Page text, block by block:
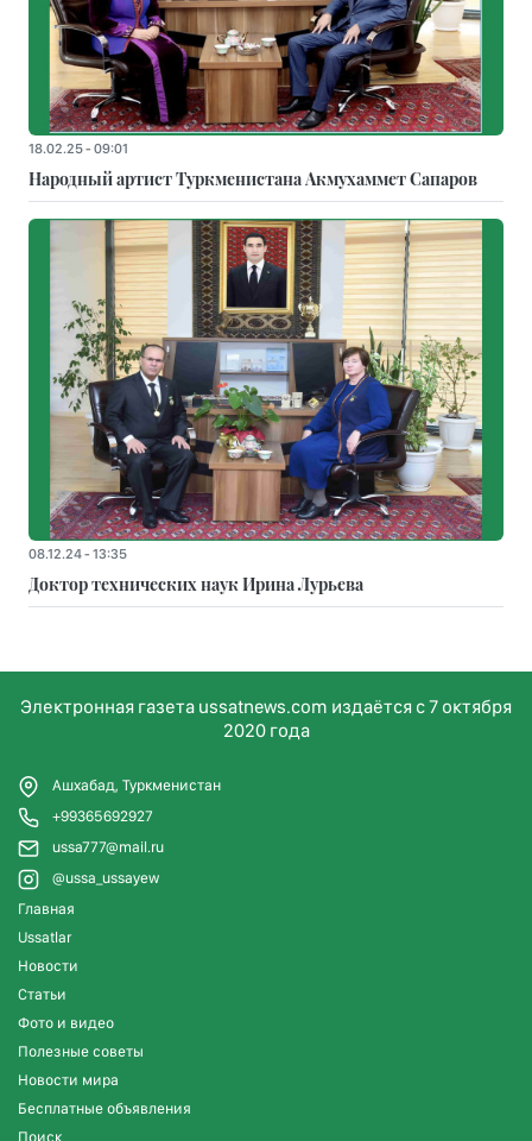
18.02.25 - 09:01
Народный артист Туркменистана Акмухаммет Сапаров
08.12.24 - 13:35
Доктор технических наук Ирина Лурьева
Электронная газета ussatnews.com издаётся с 7 октября
2020 года
Ашхабад, Туркменистан
+99365692927
ussa777@mail.ru
@ussa_ussayew
Главная
Ussatlar
Новости
Статьи
Фото и видео
Полезные советы
Новости мира
Бесплатные объявления
Поиск